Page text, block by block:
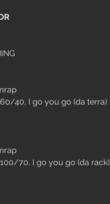
40, I go you go (da terra)
70, I go you go (da rack)